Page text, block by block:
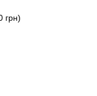
грн)